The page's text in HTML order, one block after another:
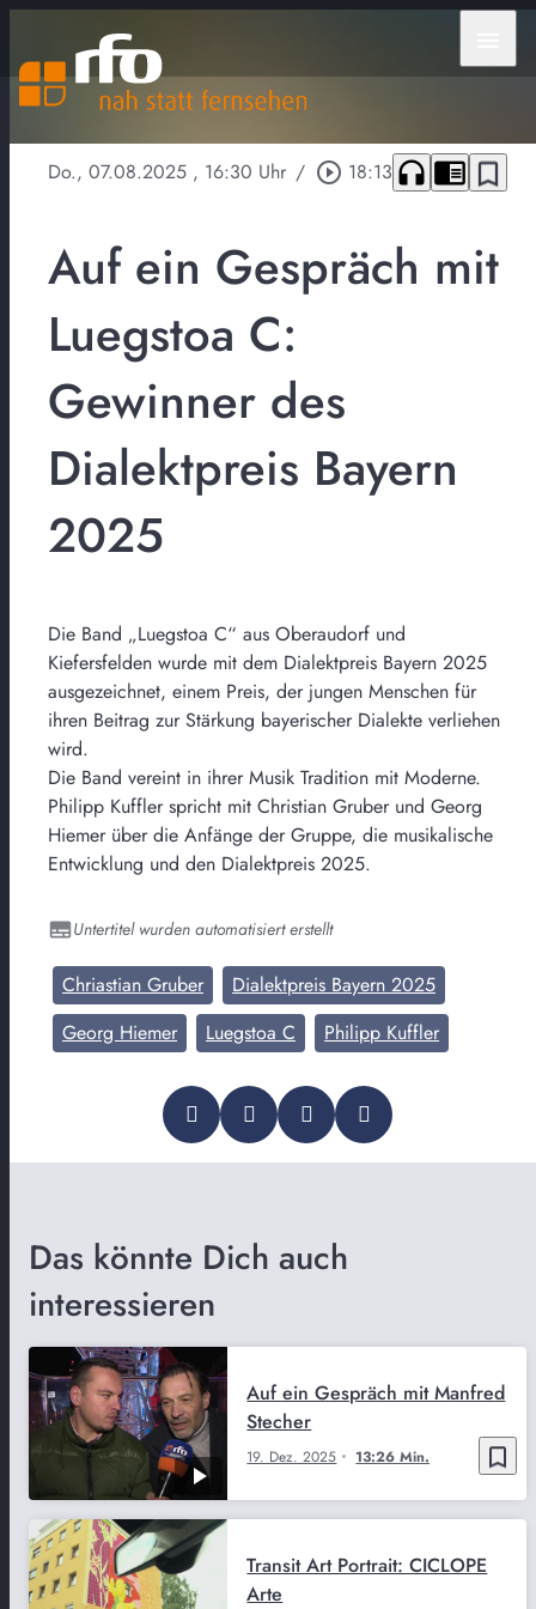
Do., 07.08.2025 , 16:30 Uhr / play_circle_outline 18:13 headphones chrome_reader_mode bookmark_border
Auf ein Gespräch mit
Luegstoa C:
Gewinner des
Dialektpreis Bayern
2025
Die Band „Luegstoa C“ aus Oberaudorf und
Kiefersfelden wurde mit dem Dialektpreis Bayern 2025
ausgezeichnet, einem Preis, der jungen Menschen für
ihren Beitrag zur Stärkung bayerischer Dialekte verliehen
wird.
Die Band vereint in ihrer Musik Tradition mit Moderne.
Philipp Kuffler spricht mit Christian Gruber und Georg
Hiemer über die Anfänge der Gruppe, die musikalische
Entwicklung und den Dialektpreis 2025.
Untertitel wurden automatisiert erstellt
Chriastian Gruber
Dialektpreis Bayern 2025
Georg Hiemer
Luegstoa C Philipp Kuffler
Das könnte Dich auch
interessieren
bookmark_border
19. Dez. 2025 13:26 Min.
Auf ein Gespräch mit Manfred
Stecher
Transit Art Portrait: CICLOPE
Arte